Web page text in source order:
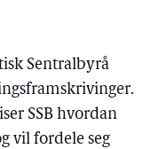
Sentralbyrå
SSB hvordan
vil fordele seg